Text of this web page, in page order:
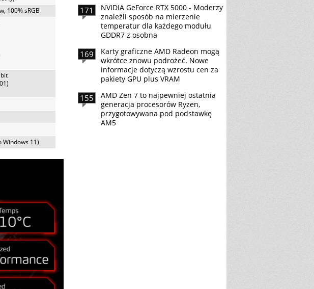
100% sRGB
Windows 11)
171
NVIDIA GeForce RTX 5000 - Moderzy
znaleźli sposób na mierzenie
temperatur dla każdego modułu
GDDR7 z osobna
169
Karty graficzne AMD Radeon mogą
wkrótce znowu podrożeć. Nowe
informacje dotyczą wzrostu cen za
pakiety GPU plus VRAM
155
AMD Zen 7 to najpewniej ostatnia
generacja procesorów Ryzen,
przygotowywana pod podstawkę
AM5